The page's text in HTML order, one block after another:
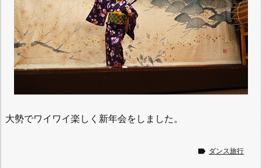
大勢でワイワイ楽しく新年会をしました。
 ダンス旅行